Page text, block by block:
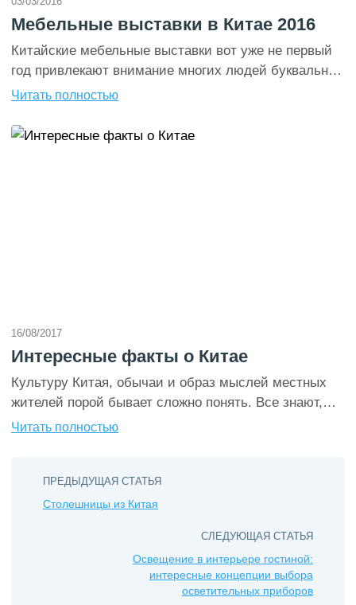
Мебельные выставки в Китае 2016
Китайские мебельные выставки вот уже не первый
год привлекают внимание многих людей буквально
со всего мира. Это весьма масштабные и
различных городах страны. Местом проведения
Читать полностью
16/08/2017
Интересные факты о Китае
Культуру Китая, обычаи и образ мыслей местных
жителей порой бывает сложно понять. Все знают,
что китайцы невероятно трудолюбивы, талантливы,
сделали множество важных фундаментальных
открытий, на которых зиждется развитие всего
Читать полностью
ПРЕДЫДУЩАЯ СТАТЬЯ
Столешницы из Китая
СЛЕДУЮЩАЯ СТАТЬЯ
Освещение в интерьере гостиной:
интересные концепции выбора
осветительных приборов